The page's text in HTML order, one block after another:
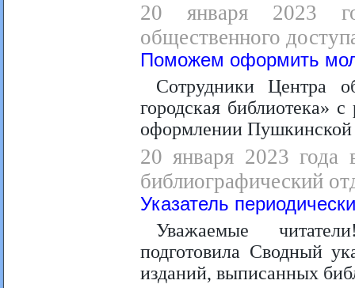
20 января 2023
общественного
Поможем оформить
Сотрудники Центра
городская
оформлении Пушкинской
20 января 2023 года
библиографический
Указатель
Уважаемые
подготовила Сводный
изданий, выписанных